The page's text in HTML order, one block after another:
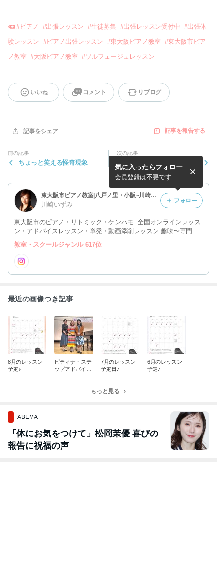
#ピアノ #出張レッスン #生徒募集 #出張レッスン受付中 #出張体
験レッスン #ピアノ出張レッスン #東大阪ピアノ教室 #東大阪市ピア
ノ教室 #大阪ピアノ教室 #ソルフェージュレッスン
いいね コメント リブログ
記事をシェア 記事を報告する
前の記事
ちょっと笑える怪奇現象
次の記事
放課後の音楽室・そよかぜ・
悲歌（エレジー）クロスリズ
ムの動画♪15秒リレー企画中
東大阪市ピアノ教室|八戸ノ里・小阪~川崎ピアノ教室
川崎いずみ
東大阪市のピアノ・リトミック・ケンハモ 全国オンラインレッス
ン・アドバイスレッスン・単発・動画添削レッスン 趣味〜専門を
志す方／基礎力をつけたい方 楽しくピアノを弾きたい方・奏法を
正しく学びたい方 大阪市、奈良県、兵庫県、京都、名古屋からも
通われています
気に入ったらフォロー
会員登録は不要です
フォロー
教室・スクールジャンル 617位
最近の画像つき記事
8月のレッスン
予定♪
ピティナ・ステ
ップアドバイザ
7月のレッスン
予定日♪
6月のレッスン
予定♪
もっと見る
ABEMA
「体にお気をつけて」松岡茉優 喜びの
報告に祝福の声